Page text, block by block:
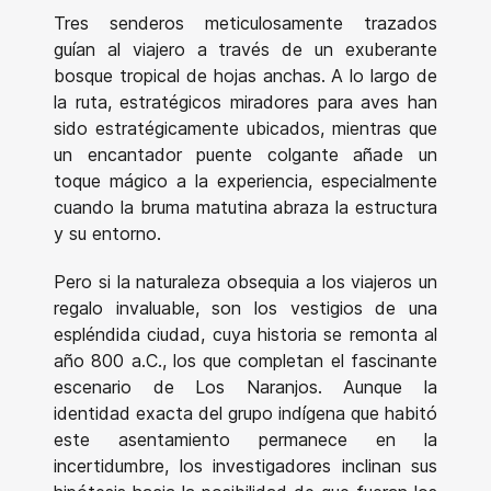
Tres senderos meticulosamente trazados
guían al viajero a través de un exuberante
bosque tropical de hojas anchas. A lo largo de
la ruta, estratégicos miradores para aves han
sido estratégicamente ubicados, mientras que
un encantador puente colgante añade un
toque mágico a la experiencia, especialmente
cuando la bruma matutina abraza la estructura
y su entorno.
Pero si la naturaleza obsequia a los viajeros un
regalo invaluable, son los vestigios de una
espléndida ciudad, cuya historia se remonta al
año 800 a.C., los que completan el fascinante
escenario de Los Naranjos. Aunque la
identidad exacta del grupo indígena que habitó
este asentamiento permanece en la
incertidumbre, los investigadores inclinan sus